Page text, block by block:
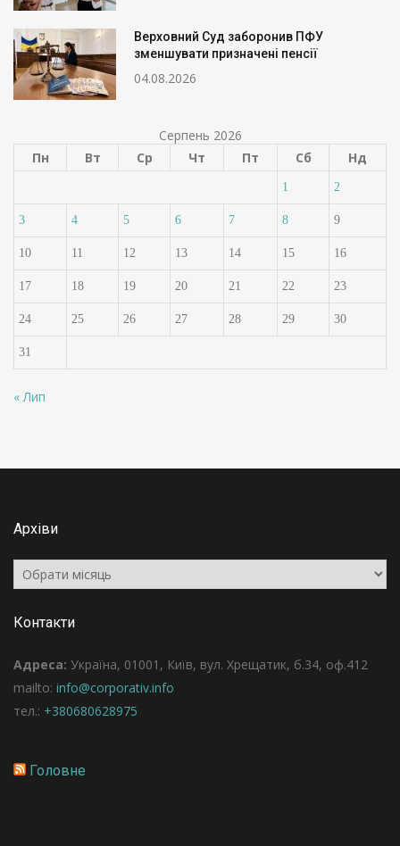
Верховний Суд заборонив ПФУ
зменшувати призначені пенсії
04.08.2026
Серпень 2026
Пн
Вт Ср Чт Пт Сб Нд
1 2
3 4 5 6 7 8 9
10 11 12 13 14 15 16
17 18 19 20 21 22 23
24 25 26 27 28 29 30
31
« Лип
Архіви
Архіви
Контакти
Адреса: Україна, 01001, Київ, вул. Хрещатик, б.34, оф.412
mailto: info@corporativ.info
тел.: +380680628975
Головне